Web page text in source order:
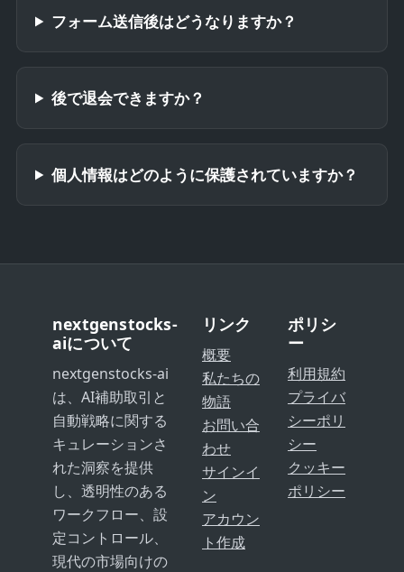
フォーム送信後はどうなりますか？
後で退会できますか？
個人情報はどのように保護されていますか？
nextgenstocks-
aiについて
nextgenstocks-ai
は、AI補助取引と
自動戦略に関する
キュレーションさ
れた洞察を提供
し、透明性のある
ワークフロー、設
定コントロール、
現代の市場向けの
リンク
概要
私たちの
物語
お問い合
わせ
サインイ
ン
アカウン
ト作成
ポリシ
ー
利用規約
プライバ
シーポリ
シー
クッキー
ポリシー